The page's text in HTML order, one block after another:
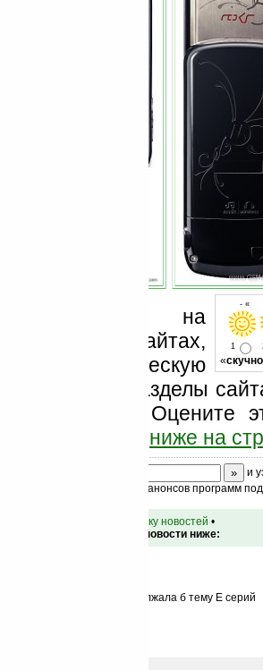
- «
1
«скучно
линк на
своих сайтах,
коммерческую
разделы
прочие). Оцените
комментарий ниже на
и
дайджест новостей, анонсов программ
вернуться к списку новостей •
Обсуждение этой новости ниже:
делает фуфло, продолжала б тему Е серий